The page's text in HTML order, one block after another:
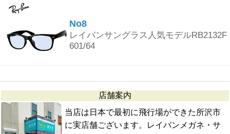
No8
レイバンサングラス人気モデルRB2132F
601/64
店舗案内
当店は日本で最初に飛行場ができた所沢市
に実店舗ございます。レイバンメガネ・サ